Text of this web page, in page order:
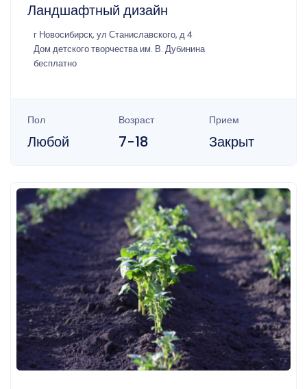
Ландшафтный дизайн
г Новосибирск, ул Станиславского, д 4
Дом детского творчества им. В. Дубинина
бесплатно
Пол
Любой
Возраст
7-18
Прием
Закрыт